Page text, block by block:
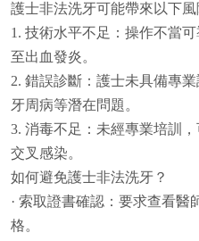
護士非法洗牙可能帶來以下風
1. 技術水平不足：操作不當
至出血發炎。
2. 錯誤診斷：護士未具備專
牙周病等潛在問題。
3. 消毒不足：未經專業培訓
交叉感染。
如何避免護士非法洗牙？
· 索取證書確認：要求查看
格。